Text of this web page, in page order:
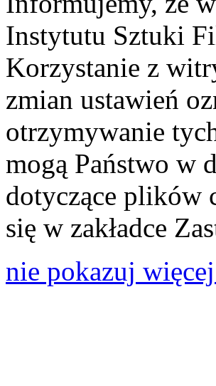
Instytutu Sztuki
Korzystanie z
zmian ustawień
otrzymywanie
mogą Państwo w
dotyczące plików
się w zakładce
nie pokazuj